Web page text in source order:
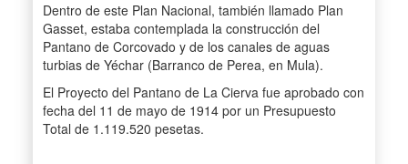
Dentro de este Plan Nacional, también llamado Plan
Gasset, estaba contemplada la construcción del
Pantano de Corcovado y de los canales de aguas
turbias de Yéchar (Barranco de Perea, en Mula).
El Proyecto del Pantano de La Cierva fue aprobado con
fecha del 11 de mayo de 1914 por un Presupuesto
Total de 1.119.520 pesetas.